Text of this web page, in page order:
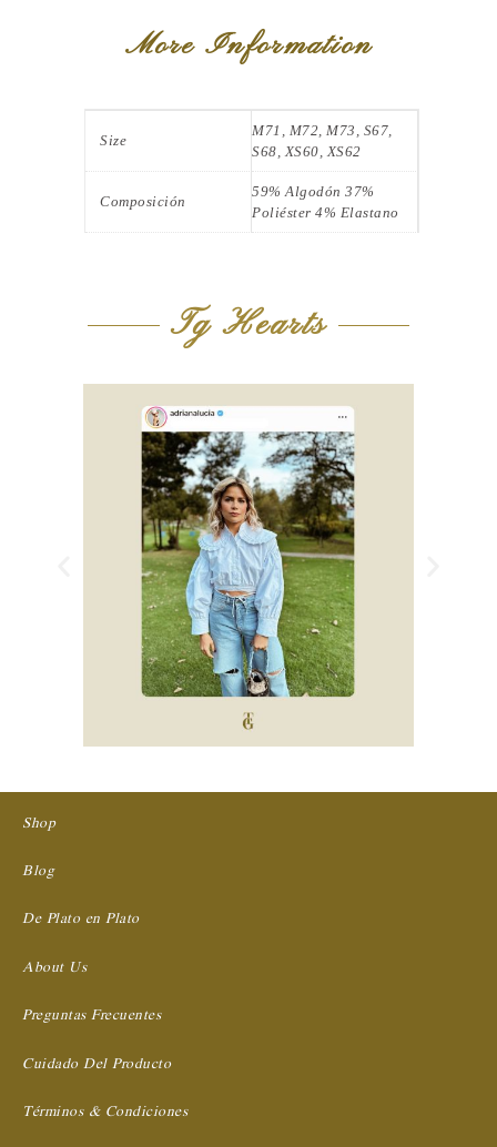
More Information
Size
M71, M72, M73, S67,
S68, XS60, XS62
Composición
59% Algodón 37%
Poliéster 4% Elastano
Tg Hearts
Anterior
Shop
Blog
De Plato en Plato
About Us
Preguntas Frecuentes
Cuidado Del Producto
Términos & Condiciones